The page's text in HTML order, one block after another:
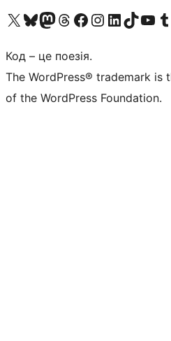
Visit our X (formerly Twitter) account
Visit our Bluesky account
Завітайте до нашої стрічки в Mastodon
Visit our Threads account
Завітайте на нашу сторінку в Facebook
Visit our Instagram account
Visit our LinkedIn account
Visit our TikTok
Visit our
Код – це поезія.
The WordPress® trademark
of the WordPress Foundation.